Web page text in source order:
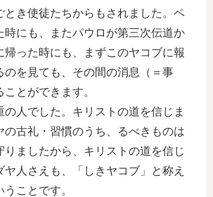
とき使徒たちからもされました。ペ
時にも、またパウロが第三次伝道か
帰った時にも、まずこのヤコブに報
のを見ても、その間の消息（＝事
とができます。
人でした。キリストの道を信じま
の古礼・習慣のうち、るべきものは
りましたから、キリストの道を信じ
ヤ人さえも、「しきヤコブ」と称え
ことです。